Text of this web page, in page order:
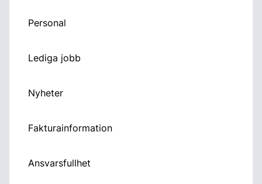
Personal
Lediga jobb
Nyheter
Fakturainformation
Ansvarsfullhet